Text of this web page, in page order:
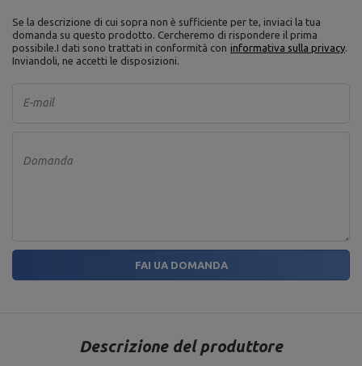
Se la descrizione di cui sopra non è sufficiente per te, inviaci la tua
domanda su questo prodotto. Cercheremo di rispondere il prima
possibile.I dati sono trattati in conformità con informativa sulla privacy.
Inviandoli, ne accetti le disposizioni.
E-mail
Domanda
FAI UA DOMANDA
Descrizione del produttore